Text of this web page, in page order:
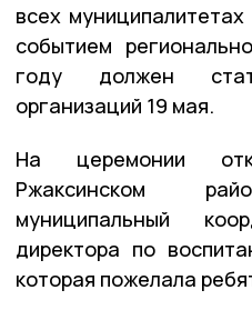
всех
событием
году должен
организаций 19 мая.
На церемонии
Ржаксинском
муниципальный
директора по
которая пожелала